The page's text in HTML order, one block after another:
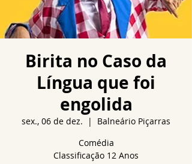
Birita no Caso da
Língua que foi
engolida
sex., 06 de dez.
  |
Balneário Piçarras
Comédia